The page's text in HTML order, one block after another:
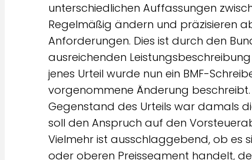
unterschiedlichen Auffassungen
Regelmäßig ändern und präzisieren
Anforderungen. Dies ist durch den
ausreichenden
jenes Urteil wurde nun ein BMF-
vorgenommene Änderung beschreibt.
Gegenstand des Urteils war damals
soll den Anspruch auf den
Vielmehr ist ausschlaggebend, ob es
oder oberen Preissegment handelt,